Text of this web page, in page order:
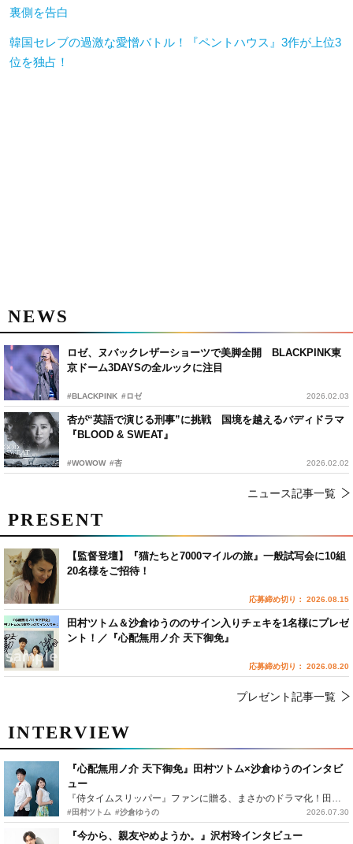
裏側を告白
韓国セレブの過激な愛憎バトル！『ペントハウス』3作が上位3
位を独占！
NEWS
ロゼ、ヌバックレザーショーツで美脚全開 BLACKPINK東
京ドーム3DAYSの全ルックに注目
#BLACKPINK #ロゼ 2026.02.03
杏が“英語で演じる刑事”に挑戦 国境を越えるバディドラマ
『BLOOD & SWEAT』
#WOWOW #杏 2026.02.02
ニュース記事一覧
INTERVIEW
『心配無用ノ介 天下御免』田村ツトム×沙倉ゆうのインタビ
ュー
『侍タイムスリッパー』ファンに贈る、まさかのドラマ化！田村ツトム×沙倉ゆうのが語る『心配無用ノ介』撮影秘話
#田村ツトム #沙倉ゆうの 2026.07.30
『今から、親友やめようか。』沢村玲インタビュー
PRESENT
【監督登壇】『猫たちと7000マイルの旅』一般試写会に10組
20名様をご招待！
応募締め切り： 2026.08.15
田村ツトム＆沙倉ゆうののサイン入りチェキを1名様にプレゼ
ント！／『心配無用ノ介 天下御免』
応募締め切り： 2026.08.20
プレゼント記事一覧